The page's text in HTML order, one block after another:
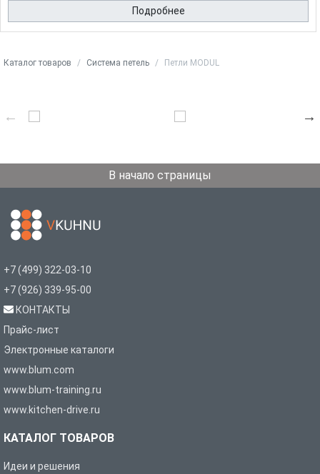
Подробнее
Каталог товаров Система петель Петли MODUL
В начало страницы
+7 (499) 322-03-10
+7 (926) 339-95-00
КОНТАКТЫ
Прайс-лист
Электронные каталоги
www.blum.com
www.blum-training.ru
www.kitchen-drive.ru
КАТАЛОГ ТОВАРОВ
Идеи и решения